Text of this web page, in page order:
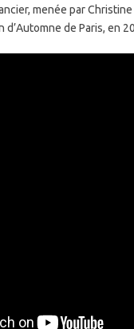
menée par
d’Automne de Paris, en